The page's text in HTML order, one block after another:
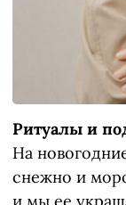
Ритуалы и
На
снежно и